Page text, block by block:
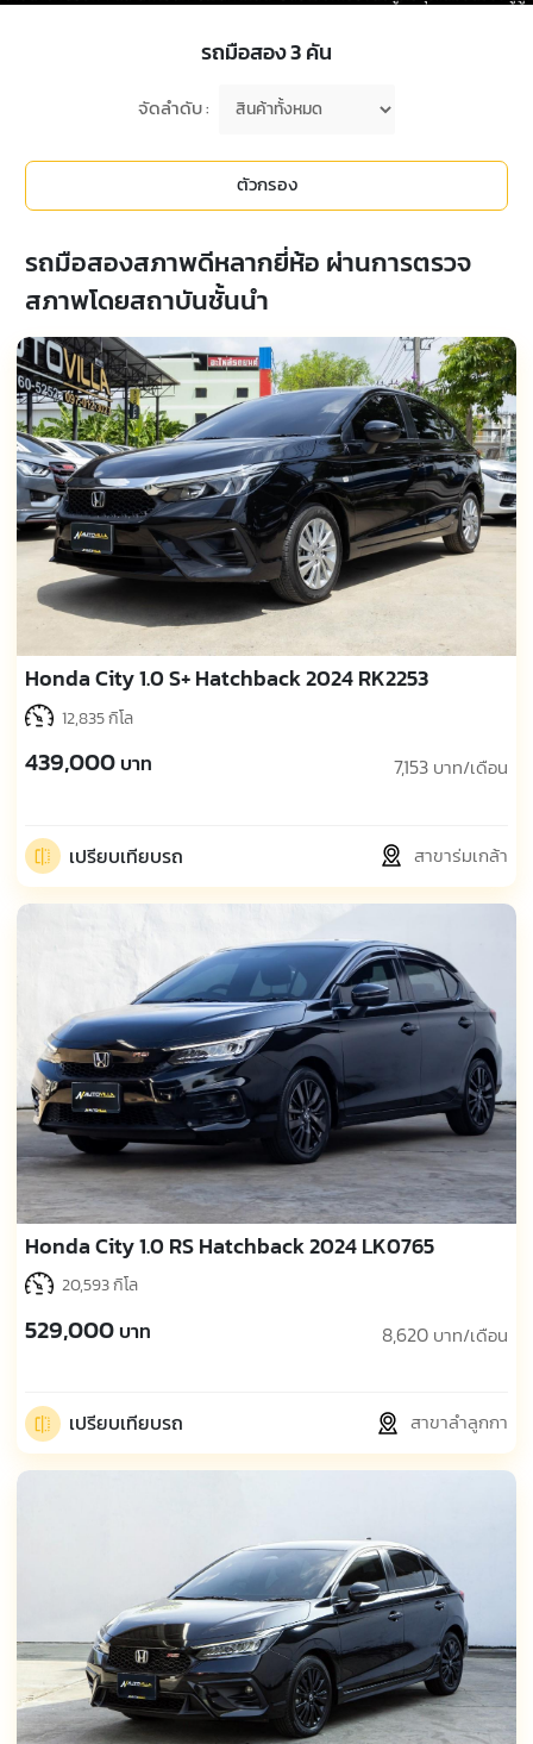
รถมือสอง3คัน
จัดลำดับ :
ตัวกรอง
รถมือสองสภาพดีหลากยี่ห้อ ผ่านการตรวจ
สภาพโดยสถาบันชั้นนำ
Honda City 1.0 S+ Hatchback 2024 RK2253
12,835 กิโล
439,000 บาท 7,153 บาท/เดือน
เปรียบเทียบรถ สาขาร่มเกล้า
Honda City 1.0 RS Hatchback 2024 LK0765
20,593 กิโล
529,000 บาท 8,620 บาท/เดือน
เปรียบเทียบรถ สาขาลำลูกกา